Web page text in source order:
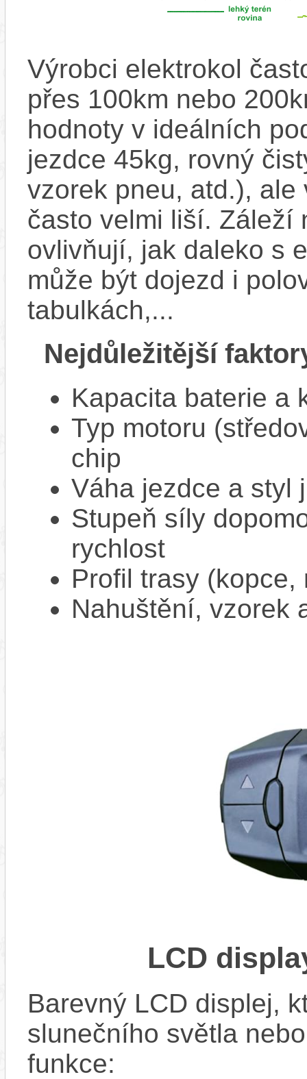
Výrobci elektrokol
přes 100km nebo
hodnoty v ideálních
jezdce 45kg, rovný
vzorek pneu, atd.),
často velmi liší. Záleží
ovlivňují, jak daleko s
může být dojezd i
tabulkách,...
Nejdůležitější
Kapacita baterie a
Typ motoru
chip
Váha jezdce a styl
Stupeň síly
rychlost
Profil trasy
Nahuštění, vzorek
LCD
Barevný LCD displej,
slunečního světla
funkce: